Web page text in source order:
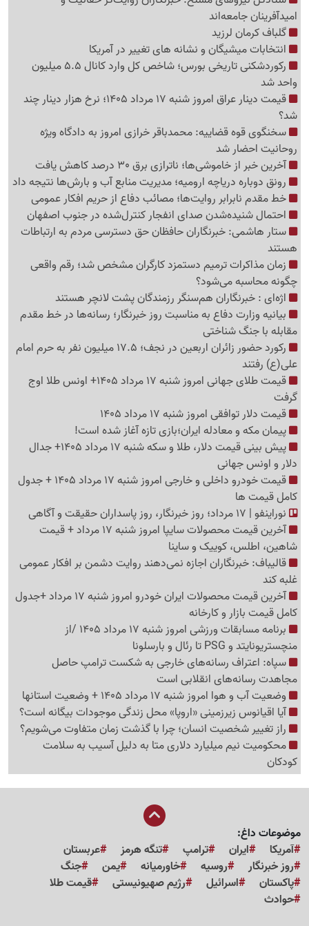
امیدآفرینان جامعه‌اند
گلباف کرمان لرزید
انتخابات میشیگان و نشانه های تغییر در آمریکا
رکوردشکنی تاریخی بورس؛ شاخص کل وارد کانال 5.5 میلیون
واحد شد
قیمت دینار عراق امروز شنبه 17 مرداد 1405؛ نرخ هزار دینار چند
شد؟
سخنگوی قوه قضاییه: محمدباقر خرازی امروز به دادگاه ویژه
روحانیت احضار شد
آخرین خبر از خاموشی‌ها؛ ناترازی برق 30 درصد کاهش یافت
رونق دوباره دریاچه ارومیه؛ مدیریت منابع آب و بارش‌ها نتیجه داد
خط مقدم نابرابر روایت‌ها؛ مصائب دفاع از حریم افکار عمومی
احتمال شنیده‌شدن صدای انفجار کنترل‌شده در جنوب اصفهان
ستار هاشمی: خبرنگاران حافظان حق دسترسی مردم به ارتباطات
هستند
زمان مذاکرات ترمیم دستمزد کارگران مشخص شد؛ رقم واقعی
چگونه محاسبه می‌شود؟
اژه‌ای : خبرنگاران هم‌سنگر رزمندگان پشت لانچر هستند
بیانیه وزارت دفاع به مناسبت روز خبرنگار؛ رسانه‌ها در خط مقدم
مقابله با جنگ شناختی
رکورد حضور زائران اربعین در نجف؛ 17.5 میلیون نفر به حرم امام
علی(ع) رفتند
قیمت طلای جهانی امروز شنبه 17 مرداد 1405+ اونس طلا اوج
گرفت
قیمت دلار توافقی امروز شنبه 17 مرداد 1405
پیمان مکه و معادله ایران؛بازی تازه آغاز شده است!
پیش ‌بینی قیمت دلار، طلا و سکه شنبه 17 مرداد 1405+ جدال
دلار و اونس جهانی
قیمت خودرو داخلی و خارجی امروز شنبه 17 مرداد 1405 + جدول
کامل قیمت ها
نوراینفو | 17 مرداد؛ روز خبرنگار، روز پاسداران حقیقت و آگاهی
آخرین قیمت محصولات سایپا امروز شنبه 17 مرداد + قیمت
شاهین، اطلس، کوییک و ساینا
قالیباف: خبرنگاران اجازه نمی‌دهند روایت دشمن بر افکار عمومی
غلبه کند
آخرین قیمت محصولات ایران خودرو امروز شنبه 17 مرداد +جدول
کامل قیمت بازار و کارخانه
برنامه مسابقات ورزشی امروز شنبه 17 مرداد 1405 /از
منچستریونایتد و PSG تا رئال و بارسلونا
سپاه: اعتراف رسانه‌های خارجی به شکست ترامپ حاصل
مجاهدت رسانه‌های انقلابی است
وضعیت آب و هوا امروز شنبه 17 مرداد 1405 + وضعیت استانها
آیا اقیانوس زیرزمینی «اروپا» محل زندگی موجودات بیگانه است؟
راز تغییر شخصیت انسان؛ چرا با گذشت زمان متفاوت می‌شویم؟
محکومیت نیم میلیارد دلاری متا به دلیل آسیب به سلامت
کودکان
موضوعات داغ:
آمریکا
ایران ترامپ تنگه هرمز
عربستان
روز خبرنگار
روسیه خاورمیانه یمن
جنگ
پاکستان
اسرائیل رژیم صهیونیستی
قیمت طلا
حوادث